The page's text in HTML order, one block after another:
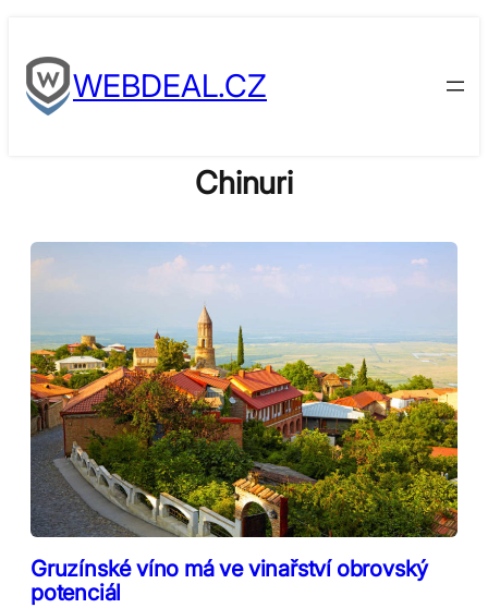
to
contentWEBDEAL.CZ
Chinuri
Gruzínské víno má ve vinařství obrovský
potenciál